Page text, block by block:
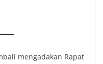
mengadakan Rapat